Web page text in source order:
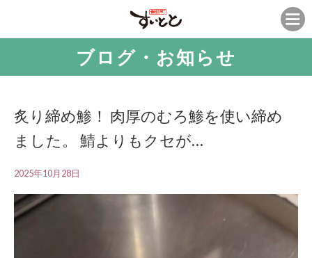
ブログ・お知らせ
炙り締め鯵！ 肉厚のむろ鯵を使い締め
ました。 鯖よりもクセが…
2025年10月28日